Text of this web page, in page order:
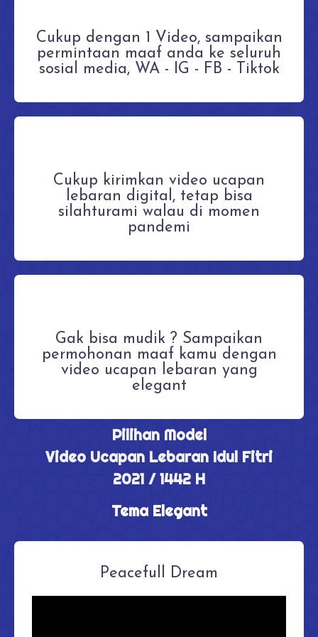
Cukup dengan 1 Video, sampaikan
permintaan maaf anda ke seluruh
sosial media, WA - IG - FB - Tiktok
Cukup kirimkan video ucapan
lebaran digital, tetap bisa
silahturami walau di momen
pandemi
Gak bisa mudik ? Sampaikan
permohonan maaf kamu dengan
video ucapan lebaran yang
elegant
Pilihan Model
Video Ucapan Lebaran Idul Fitri
2021 / 1442 H
Tema Elegant
Peacefull Dream